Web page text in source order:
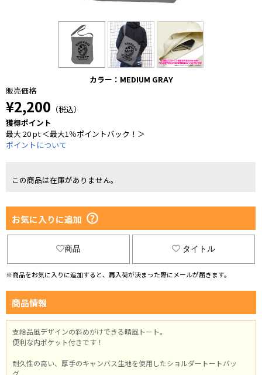
カラー：MEDIUM GRAY
販売価格
¥2,200 （税込）
獲得ポイント
最大 20 pt ＜最大1％ポイントバック！＞
ポイントについて
この商品は在庫がありません。
お気に入りに追加
商品 タイトル
※商品をお気に入りに追加すると、再入荷が決まった際にメールが届きます。
商品情報
支給品風デザインの斜めがけできる晴風トート。
便利な内ポケット付きです！
耐久性の高い、厚手のキャンバス生地を使用したショルダートートバッ